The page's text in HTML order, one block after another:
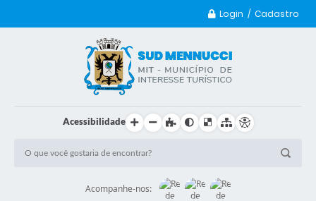
Login / Cadastro
Acessibilidade
Acompanhe-nos: